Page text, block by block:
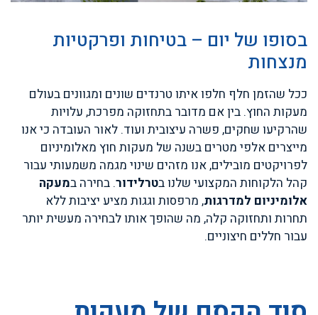
בסופו של יום – בטיחות ופרקטיות
מנצחות
ככל שהזמן חלף חלפו איתו טרנדים שונים ומגוונים בעולם
מעקות החוץ. בין אם מדובר בתחזוקה מפרכת, עלויות
שהרקיעו שחקים, פשרה עיצובית ועוד. לאור העובדה כי אנו
מייצרים אלפי מטרים בשנה של מעקות חוץ מאלומיניום
לפרויקטים מובילים, אנו מזהים שינוי מגמה משמעותי עבור
קהל הלקוחות המקצועי שלנו בטרלידור. בחירה במעקה
אלומיניום למדרגות, מרפסות וגגות מציע יציבות ללא
תחרות ותחזוקה קלה, מה שהופך אותו לבחירה מעשית יותר
עבור חללים חיצוניים.